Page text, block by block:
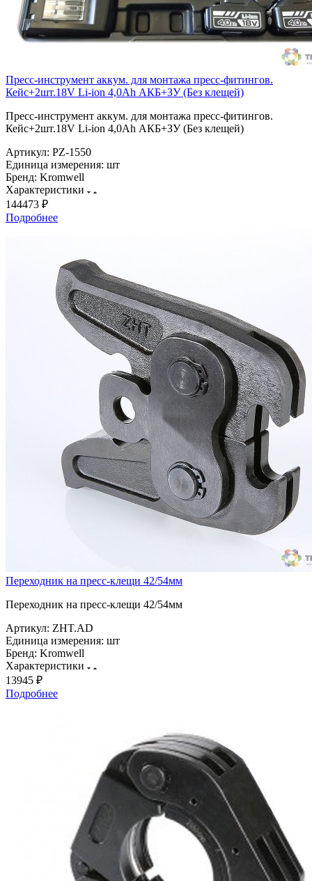
Пресс-инструмент аккум. для монтажа пресс-фитингов.
Кейс+2шт.18V Li-ion 4,0Ah АКБ+ЗУ (Без клещей)
Пресс-инструмент аккум. для монтажа пресс-фитингов.
Кейс+2шт.18V Li-ion 4,0Ah АКБ+ЗУ (Без клещей)
Артикул: PZ-1550
Единица измерения: шт
Бренд: Kromwell
Характеристики
144473 ₽
Подробнее
Переходник на пресс-клещи 42/54мм
Переходник на пресс-клещи 42/54мм
Артикул: ZHT.AD
Единица измерения: шт
Бренд: Kromwell
Характеристики
13945 ₽
Подробнее